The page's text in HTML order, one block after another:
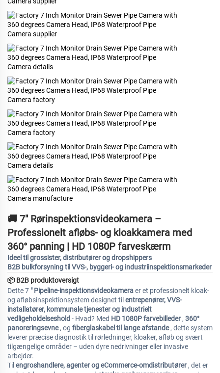
🚚 7" Rørinspektionsvideokamera –
Professionelt afløbs- og kloakkamera med
360° panning | HD 1080P farveskærm
Ideel til grossister, distributører og dropshippers
B2B bulkforsyning til VVS-, byggeri- og industriinspektionsmarkeder
📦B2B produktoversigt
Dette 7 " Pipeline-inspektionsvideokameraer et professionelt kloak-
og afløbsinspektionsystem designet til entrepenører, VVS-
installatører, kommunale tjenester og industrielt
vedligeholdelseshold - Hvad? Med HD 1080P farvebilleder , 360°
panoreringsevne, og fiberglaskabel til lange afstande, dette system
leverer præcise diagnostik til rørledninger, kloaker, afløb og svært
tilgængelige områder – uden dyre nedrivninger eller invasive
arbejder.
Til engroshandlere, agenter og eCommerce-omdistributører , det er